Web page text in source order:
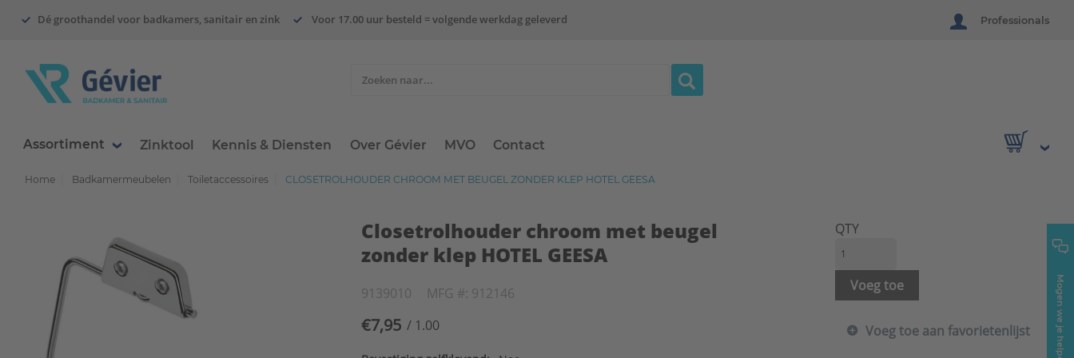
Dé groothandel voor badkamers, sanitair en zink Voor 17.00 uur besteld = volgende werkdag geleverd Professionals
Assortiment Zinktool Kennis & Diensten Over Gévier MVO Contact
Mogen we je helpen?
Home Badkamermeubelen Toiletaccessoires CLOSETROLHOUDER CHROOM MET BEUGEL ZONDER KLEP HOTEL GEESA
Closetrolhouder chroom met beugel
zonder klep HOTEL GEESA
9139010 MFG #: 912146
€7,95 / 1.00
QTY
Voeg toe
Voeg toe aan favorietenlijst